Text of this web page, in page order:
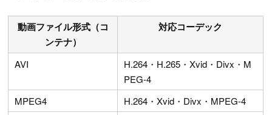
動画ファイル形式（コ
ンテナ）
対応コーデック
AVI
H.264・H.265・Xvid・Divx・M
PEG-4
MPEG4
H.264・Xvid・Divx・MPEG-4